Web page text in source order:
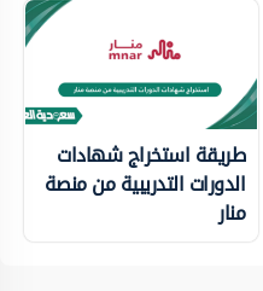
طريقة استخراج شهادات
الدورات التدريبية من منصة
منار